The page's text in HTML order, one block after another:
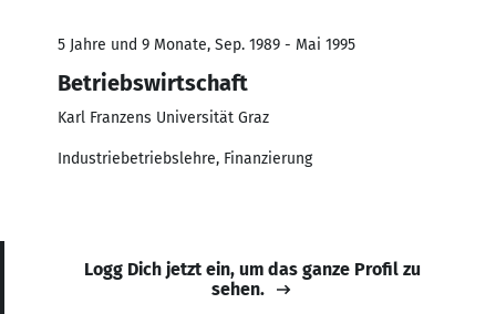
5 Jahre und 9 Monate, Sep. 1989 - Mai 1995
Betriebswirtschaft
Karl Franzens Universität Graz
Industriebetriebslehre, Finanzierung
Logg Dich jetzt ein, um das ganze Profil zu
sehen.